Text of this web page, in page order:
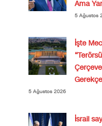
Ama
5 Ağustos
İşte
5 Ağustos 2026
İsrail